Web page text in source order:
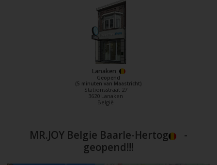
Lanaken
Geopend
(5 minuten van Maastricht)
Stationsstraat 27
3620 Lanaken
België
MR.JOY Belgie Baarle-Hertog
-
geopend!!!